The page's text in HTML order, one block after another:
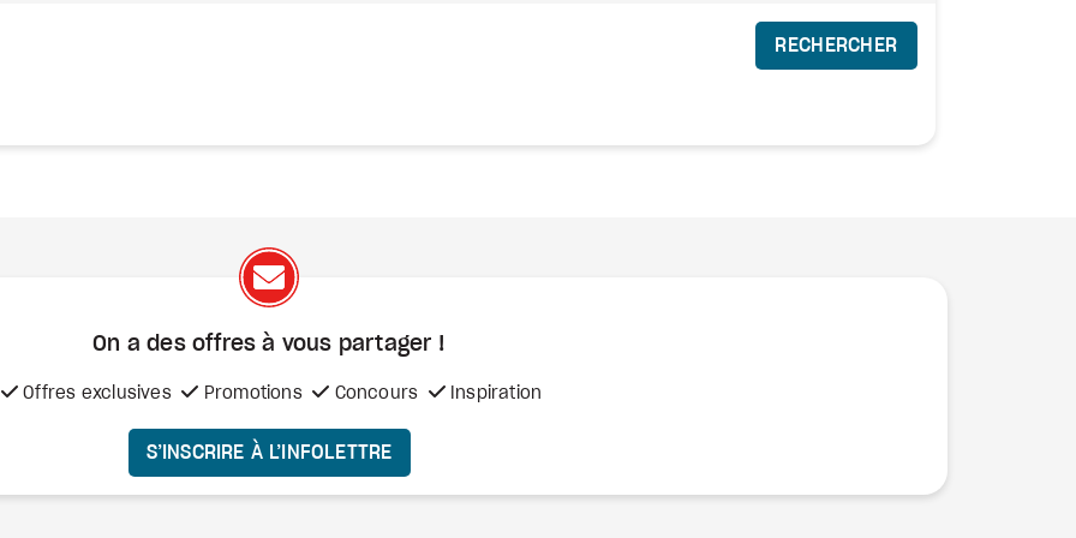
RECHERCHER
On a des offres à vous partager !
Offres exclusives Promotions Concours Inspiration
S’INSCRIRE À L’INFOLETTRE